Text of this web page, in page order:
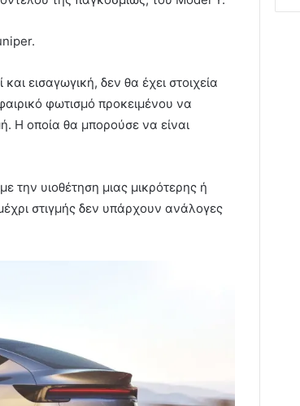
εισαγωγική, δεν θα έχει στοιχεία
φωτισμό προκειμένου να
Η οποία θα μπορούσε να είναι
την υιοθέτηση μιας μικρότερης ή
στιγμής δεν υπάρχουν ανάλογες